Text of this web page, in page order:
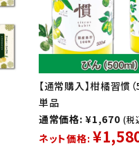
【通常購入】柑橘習慣
単品
通常価格: ¥1,670 (税
ネット価格: